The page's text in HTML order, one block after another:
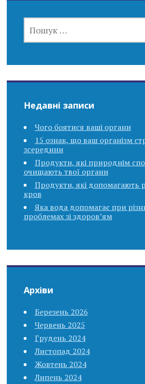
Недавні записи
Чого боятися ваші органи
15 ознак, що ваш організм
зсередини
Продукти, які природнім
очищають твої органи
Продукти, які допомагають
кров
Яка вода допомагає при
проблемах зі здоров’ям
Архіви
Березень 2026
Червень 2025
Грудень 2024
Листопад 2024
Жовтень 2024
Липень 2024